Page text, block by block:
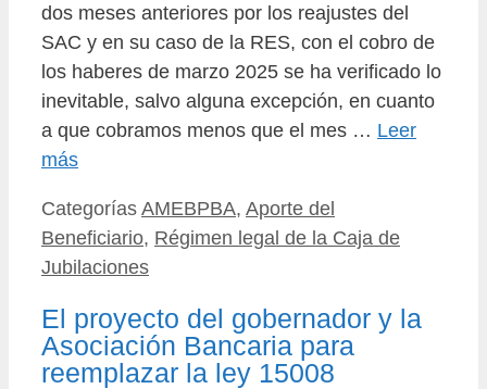
dos meses anteriores por los reajustes del
SAC y en su caso de la RES, con el cobro de
los haberes de marzo 2025 se ha verificado lo
inevitable, salvo alguna excepción, en cuanto
a que cobramos menos que el mes … Leer
más
Categorías AMEBPBA, Aporte del
Beneficiario, Régimen legal de la Caja de
Jubilaciones
El proyecto del gobernador y la
Asociación Bancaria para
reemplazar la ley 15008